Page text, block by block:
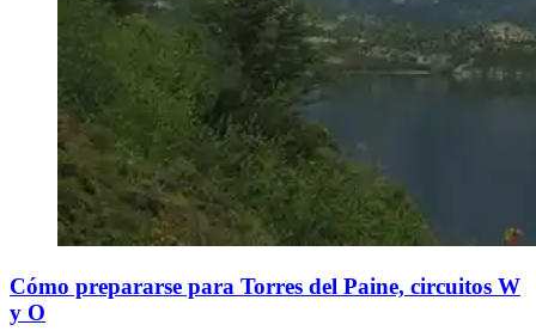
Cómo prepararse para Torres del Paine, circuitos W
y O